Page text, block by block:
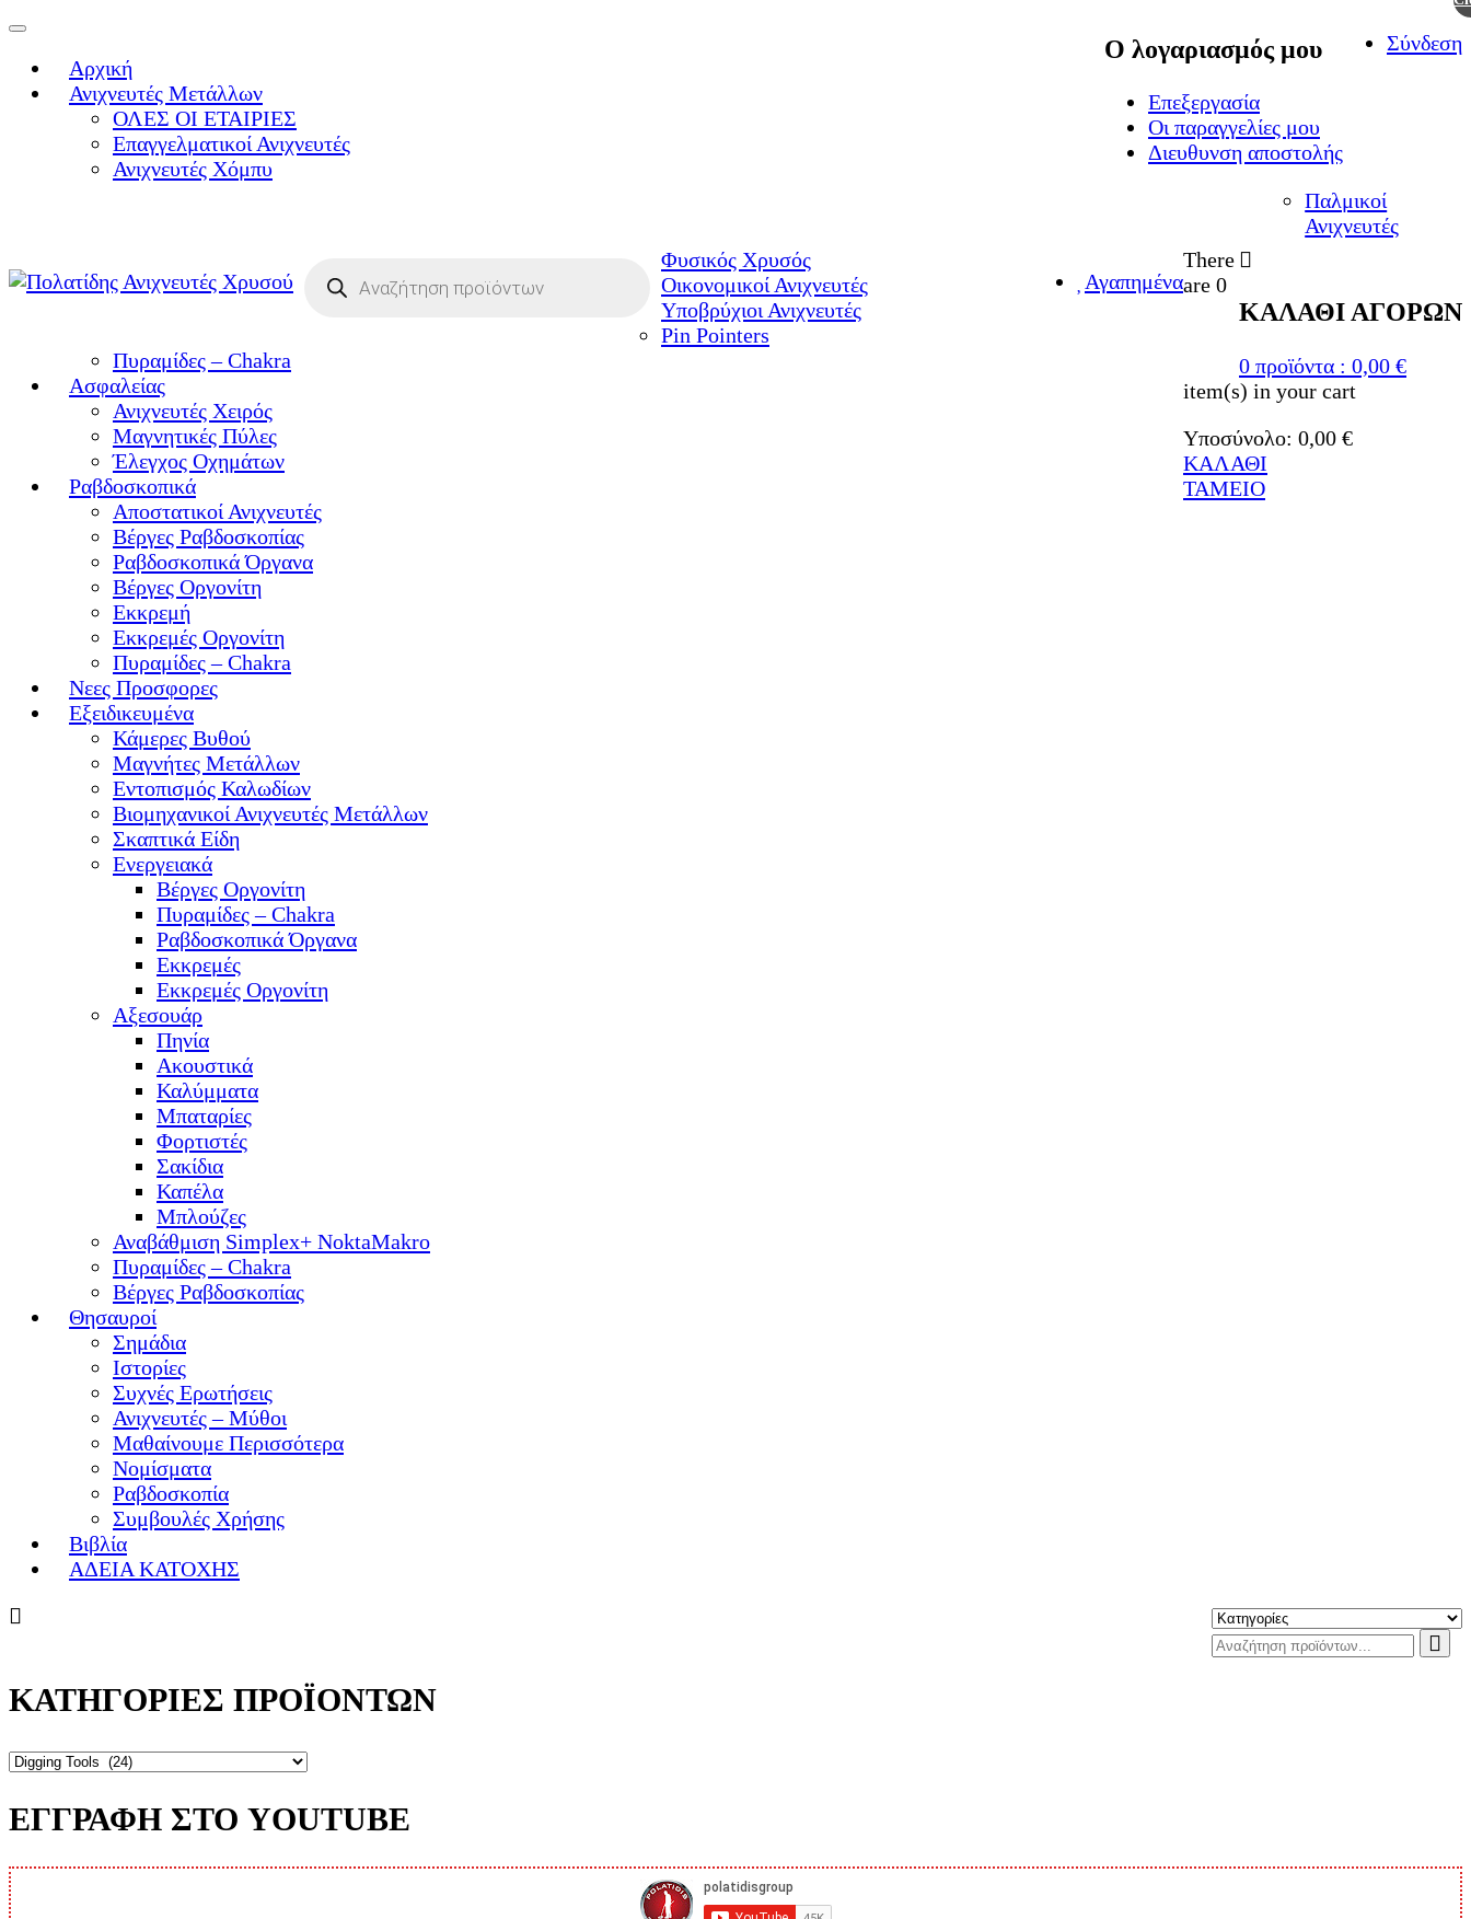
Σύνδεση
Ο λογαριασμός μου
Επεξεργασία
Οι παραγγελίες μου
Διευθυνση αποστολής
Η ΜΕΓΑΛΥΤΕΡΗ ΓΚΑΜΑ ΑΝΙΧΝΕΥΤΩΝ ΜΕΤΑΛΛΩΝ
search
Αγαπημένα
ΚΑΛΑΘΙ ΑΓΟΡΩΝ
0 προϊόντα : 0,00 €
There
are 0
item(s) in your cart
Υποσύνολο: 0,00 €
ΚΑΛΑΘΙ
ΤΑΜΕΙΟ
Toggle
Αρχική
Ανιχνευτές Μετάλλων
ΟΛΕΣ ΟΙ ΕΤΑΙΡΙΕΣ
Επαγγελματικοί Ανιχνευτές
Ανιχνευτές Χόμπυ
Παλμικοί
Ανιχνευτές
Φυσικός Χρυσός
Οικονομικοί Ανιχνευτές
Υποβρύχιοι Ανιχνευτές
Pin Pointers
Πυραμίδες – Chakra
Ασφαλείας
Ανιχνευτές Χειρός
Μαγνητικές Πύλες
Έλεγχος Οχημάτων
Ραβδοσκοπικά
Αποστατικοί Ανιχνευτές
Βέργες Ραβδοσκοπίας
Ραβδοσκοπικά Όργανα
Βέργες Οργονίτη
Εκκρεμή
Εκκρεμές Οργονίτη
Πυραμίδες – Chakra
Νεες Προσφορες
Εξειδικευμένα
Κάμερες Βυθού
Μαγνήτες Μετάλλων
Εντοπισμός Καλωδίων
Βιομηχανικοί Ανιχνευτές Μετάλλων
Σκαπτικά Είδη
Ενεργειακά
Βέργες Οργονίτη
Πυραμίδες – Chakra
Ραβδοσκοπικά Όργανα
Εκκρεμές
Εκκρεμές Οργονίτη
Αξεσουάρ
Πηνία
Ακουστικά
Καλύμματα
Μπαταρίες
Φορτιστές
Σακίδια
Καπέλα
Μπλούζες
Αναβάθμιση Simplex+ NoktaMakro
Πυραμίδες – Chakra
Βέργες Ραβδοσκοπίας
Θησαυροί
Σημάδια
Ιστορίες
Συχνές Ερωτήσεις
Ανιχνευτές – Μύθοι
Μαθαίνουμε Περισσότερα
Νομίσματα
Ραβδοσκοπία
Συμβουλές Χρήσης
Βιβλία
ΑΔΕΙΑ ΚΑΤΟΧΗΣ
ΚΑΤΗΓΟΡΙΕΣ ΠΡΟΪΟΝΤΩΝ
ΕΓΓΡΑΦΗ ΣΤΟ YOUTUBE